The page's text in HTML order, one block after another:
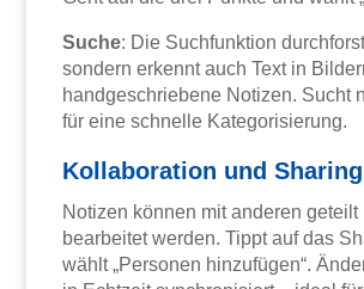
Suche: Die Suchfunktion
sondern erkennt auch Text in
handgeschriebene Notizen. Sucht
für eine schnelle Kategorisierung.
Kollaboration und Sharing
Notizen können mit anderen
bearbeitet werden. Tippt auf das
wählt „Personen hinzufügen“.